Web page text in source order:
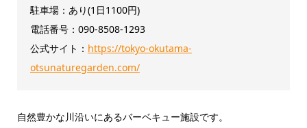
駐車場：あり(1日1100円)
電話番号：090-8508-1293
公式サイト： https://tokyo-okutama-
otsunaturegarden.com/
自然豊かな川沿いにあるバーベキュー施設です。